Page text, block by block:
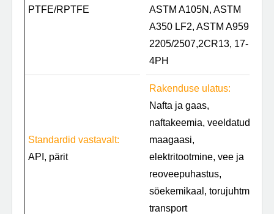
PTFE/RPTFE
ASTM A105N, ASTM
A350 LF2, ASTM A959
2205/2507,2CR13, 17-
4PH
Standardid vastavalt:
API, pärit
Rakenduse ulatus:
Nafta ja gaas,
naftakeemia, veeldatud
maagaasi,
elektritootmine, vee ja
reoveepuhastus,
söekemikaal, torujuhtme
transport